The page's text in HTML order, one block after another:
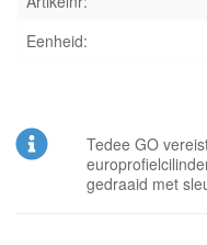
Eenheid:
Tedee GO
gedraaid met